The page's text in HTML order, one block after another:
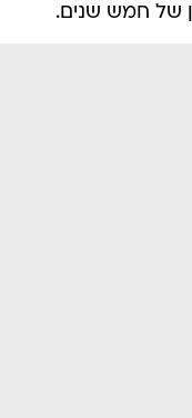
של חמש שנים.